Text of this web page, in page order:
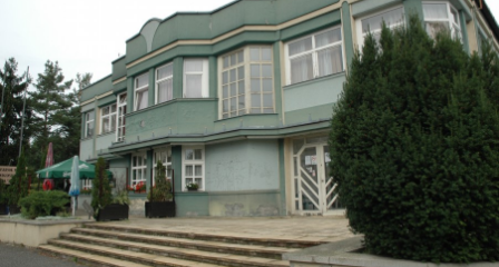
Gasztronómia
Szállás
Sport
Szabadidő